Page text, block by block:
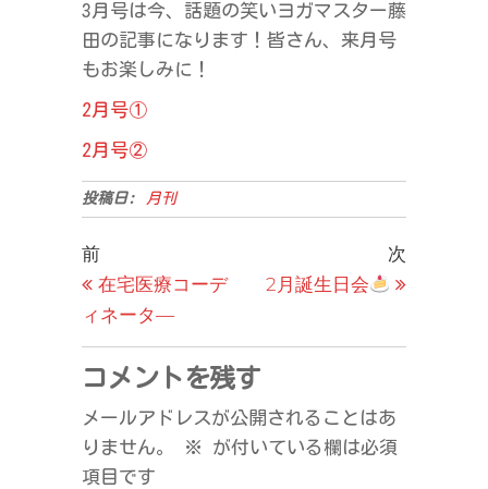
3月号は今、話題の笑いヨガマスター藤
田の記事になります！皆さん、来月号
もお楽しみに！
2月号①
2月号②
投稿日: 月刊
投
稿
ナ
ビ
ゲ
ー
シ
過
去
の
投
稿
前
在宅医療コーデ
ィネータ―
の
稿
次
2月誕生日会
コメントを残す
メールアドレスが公開されることはあ
りません。
※
が付いている欄は必須
項目です